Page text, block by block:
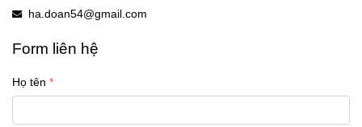
ha.doan54@gmail.com
Form liên hệ
Họ tên